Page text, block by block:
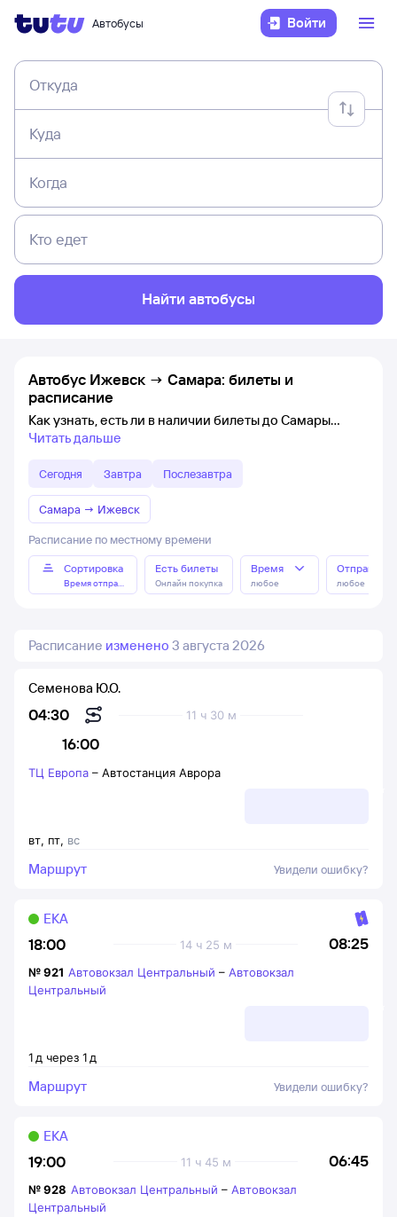
Автобусы Войти
Откуда
Куда
Когда
Кто едет
Найти автобусы
Автобус Ижевск → Самара: билеты и
расписание
Как узнать, есть ли в наличии билеты до Самары
Читать дальше
Сегодня Завтра Послезавтра
Самара → Ижевск
Расписание по местному времени
Сортировка
Время отправления
Есть билеты
Онлайн покупка
Время
любое любое
Расписание изменено 3 августа 2026
04:30
16:00
11 ч 30 м
Семенова Ю.О.
вт, пт, вс
ТЦ Европа – Автостанция Аврора
Маршрут Увидели ошибку?
18:00 08:25
14 ч 25 м
ЕКА
1 д через 1 д
№921 Автовокзал Центральный – Автовокзал
Центральный
Маршрут Увидели ошибку?
19:00 06:45
11 ч 45 м
ЕКА
№928 Автовокзал Центральный – Автовокзал
Центральный